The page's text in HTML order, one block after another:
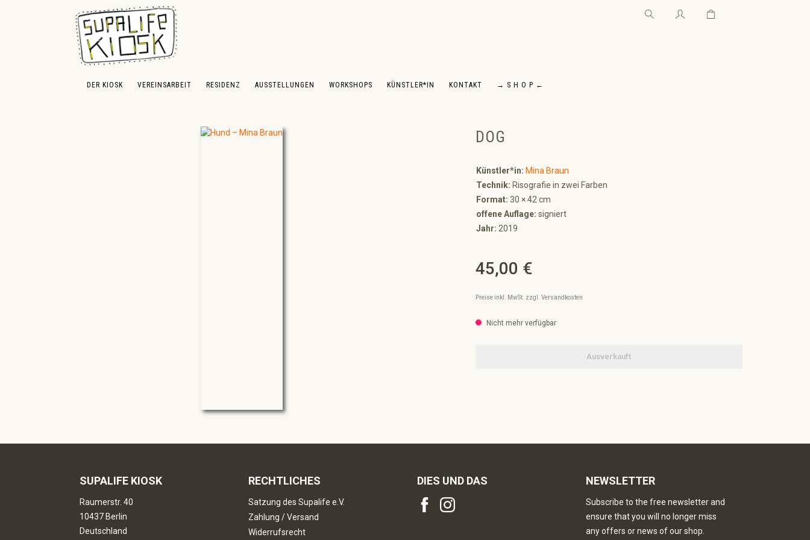
Hauptinhalt springen
Zur Suche springen
Zur Hauptnavigation springen Warenkorb enthält 0
DER KIOSK VEREINSARBEIT RESIDENZ AUSSTELLUNGEN WORKSHOPS KÜNSTLER*IN KONTAKT → S H O P ←
DOG
Künstler*in: Mina Braun
Technik: Risografie in zwei Farben
Format: 30 × 42 cm
offene Auflage: signiert
Jahr: 2019
Regulärer Preis:
45,00 €
Preise inkl. MwSt. zzgl. Versandkosten
Nicht mehr verfügbar
Ausverkauft
SUPALIFE KIOSK
Raumerstr. 40
10437 Berlin
Deutschland
RECHTLICHES
Satzung des Supalife e.V.
Zahlung / Versand
Widerrufsrecht
DIES UND DAS NEWSLETTER
Subscribe to the free newsletter and
ensure that you will no longer miss
any offers or news of our shop.